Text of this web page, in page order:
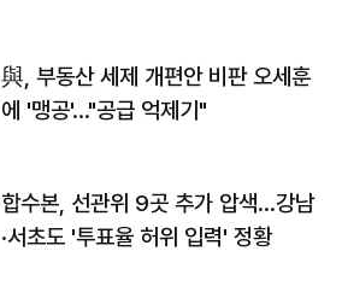
與, 부동산 세제 개편안 비판 오세훈
에 '맹공'…"공급 억제기"
합수본, 선관위 9곳 추가 압색…강남
·서초도 '투표율 허위 입력' 정황